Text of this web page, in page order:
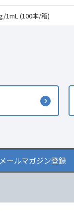
1mL (100本/箱)
メールマガジン登録